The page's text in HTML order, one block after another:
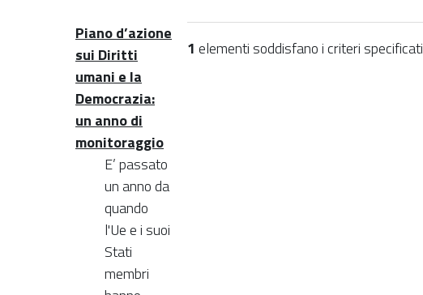
1 elementi soddisfano i criteri specificati
Piano d’azione
sui Diritti
umani e la
Democrazia:
un anno di
monitoraggio
E’ passato
un anno da
quando
l'Ue e i suoi
Stati
membri